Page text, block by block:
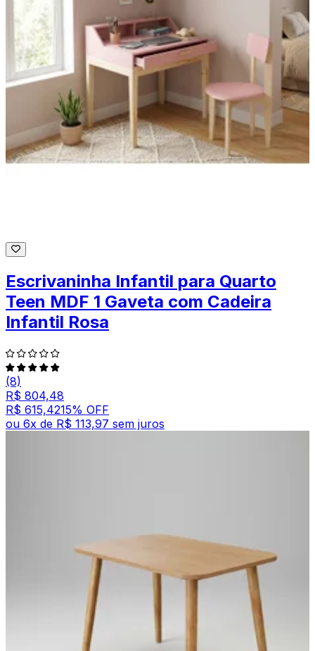
Escrivaninha Infantil para Quarto
Teen MDF 1 Gaveta com Cadeira
Infantil Rosa
(8)
R$ 804,48
R$ 615,4215% OFF
ou 6x de R$ 113,97 sem juros